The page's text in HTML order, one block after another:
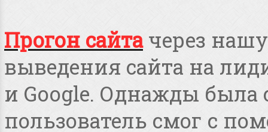
Прогон сайта через
выведения сайта на
и Google. Однажды была
пользователь смог с